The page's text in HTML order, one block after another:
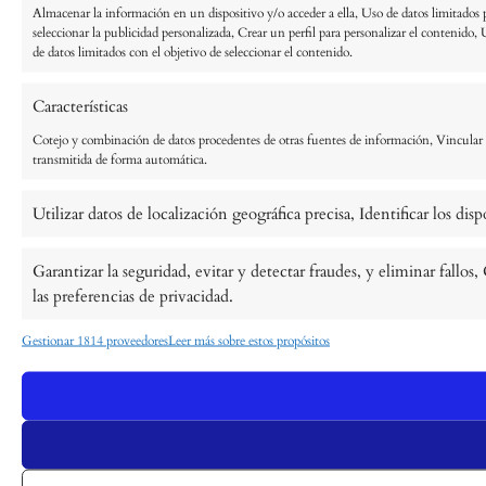
Almacenar la información en un dispositivo y/o acceder a ella, Uso de datos
seleccionar la publicidad personalizada, Crear un perfil para personalizar el
de datos limitados con el objetivo de seleccionar el contenido.
Características
Cotejo y combinación de datos procedentes de otras fuentes de información,
transmitida de forma automática.
Utilizar datos de localización geográfica precisa, Identificar los
Garantizar la seguridad, evitar y detectar fraudes, y eliminar
las preferencias de privacidad.
Gestionar 1814 proveedoresLeer más sobre estos propósitos